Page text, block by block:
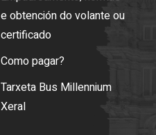
e obtención do volante ou
certificado
Como pagar?
Tarxeta Bus Millennium
Xeral